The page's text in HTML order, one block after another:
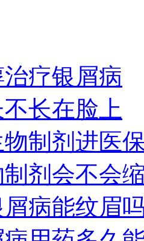
疗银屑病
长在脸上
制剂进医
剂会不会
病能纹眉